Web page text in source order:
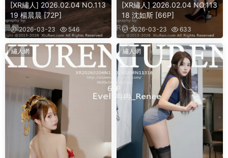
[XR繡人] 2026.02.04 NO.113
19 楊晨晨 [72P]
2026-03-23 546
[XR繡人] 2026.02.04 NO.113
18 沈如斯 [66P]
2026-03-23 633
繡人網 繡人網